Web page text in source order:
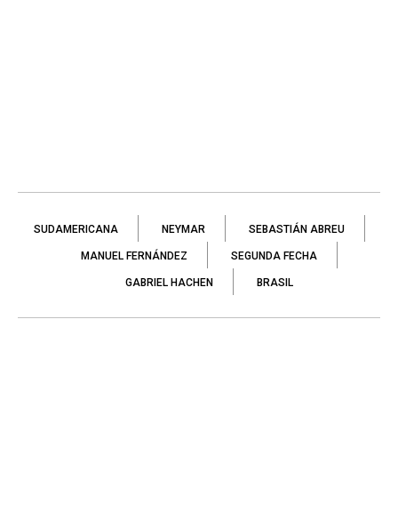
SUDAMERICANA NEYMAR SEBASTIÁN ABREU
MANUEL FERNÁNDEZ SEGUNDA FECHA
GABRIEL HACHEN BRASIL